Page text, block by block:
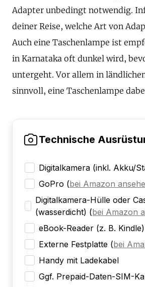
Adapter unbedingt notwendig.
deiner Reise, welche Art von
Auch eine Taschenlampe ist
in Karnataka oft dunkel wird,
untergeht. Vor allem in
sinnvoll, eine Taschenlampe
Technische
Digitalkamera (inkl. Akku/
GoPro (bei Amazon
Digitalkamera-Hülle oder
(wasserdicht) (bei Amazon
eBook-Reader (z. B. Kindle)
Externe Festplatte (bei
Handy mit Ladekabel
Ggf. Prepaid-Daten-SIM-